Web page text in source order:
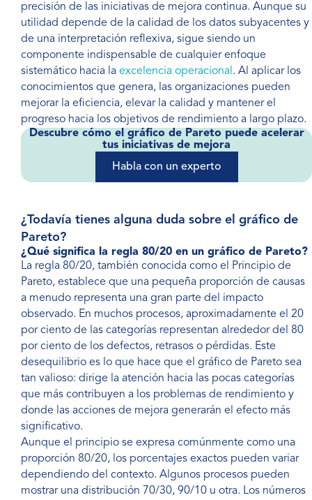
precisión de las iniciativas de mejora continua. Aunque su
utilidad depende de la calidad de los datos subyacentes y
de una interpretación reflexiva, sigue siendo un
componente indispensable de cualquier enfoque
sistemático hacia la excelencia operacional . Al aplicar los
conocimientos que genera, las organizaciones pueden
mejorar la eficiencia, elevar la calidad y mantener el
progreso hacia los objetivos de rendimiento a largo plazo.
Descubre cómo el gráfico de Pareto puede acelerar
tus iniciativas de mejora
Habla con un experto
¿Todavía tienes alguna duda sobre el gráfico de
Pareto?
¿Qué significa la regla 80/20 en un gráfico de Pareto?
La regla 80/20, también conocida como el Principio de
Pareto, establece que una pequeña proporción de causas
a menudo representa una gran parte del impacto
observado. En muchos procesos, aproximadamente el 20
por ciento de las categorías representan alrededor del 80
por ciento de los defectos, retrasos o pérdidas. Este
desequilibrio es lo que hace que el gráfico de Pareto sea
tan valioso: dirige la atención hacia las pocas categorías
que más contribuyen a los problemas de rendimiento y
donde las acciones de mejora generarán el efecto más
significativo.
Aunque el principio se expresa comúnmente como una
proporción 80/20, los porcentajes exactos pueden variar
dependiendo del contexto. Algunos procesos pueden
mostrar una distribución 70/30, 90/10 u otra. Los números